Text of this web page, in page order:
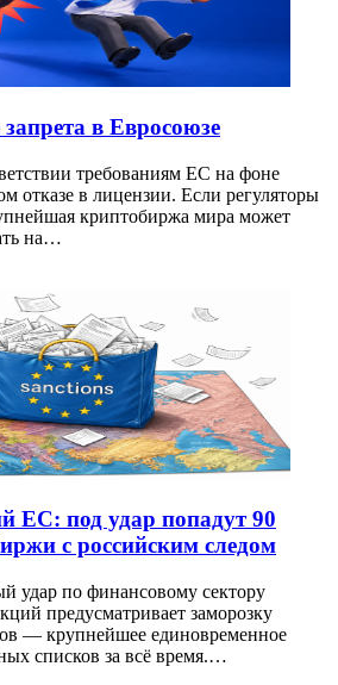
в Евросоюзе
требованиям ЕС на фоне
отказе в лицензии. Если регуляторы
криптобиржа мира может
на…
ЕС: под удар попадут 90
с российским следом
удар по финансовому сектору
предусматривает заморозку
— крупнейшее единовременное
списков за всё время.…